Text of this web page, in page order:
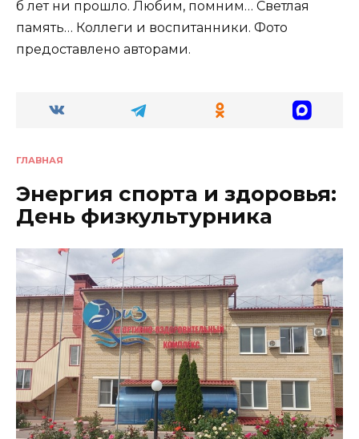
б лет ни прошло. Любим, помним… Светлая
память… Коллеги и воспитанники. Фото
предоставлено авторами.
ГЛАВНАЯ
Энергия спорта и здоровья:
День физкультурника